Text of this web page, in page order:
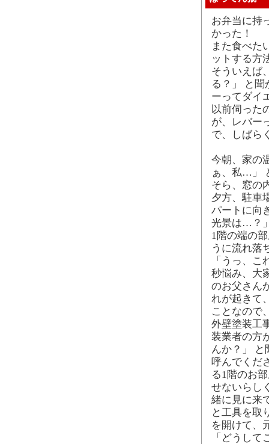
お弁当に持
かった！
また食べた
ットする方
そういえば
る？」 と聞
ーってダイ
以前伺った
が、レバー
で、しばら
今朝、家の
ぁ、私…」
そら、窓の
夕方、駐車
パートに向
光景は…？
1階の端の
うに流れ落
「うっ、
秒悩み、大
のお父さん
れが起きて
ことなので
外壁塗装工
装業者の方
んか？」 と
呼んでくだ
る1階のお
せないらし
緒に見に来
と工具を取
を開けて、
「どうし